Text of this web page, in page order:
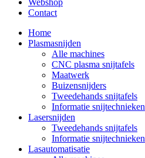
Webshop
Contact
Home
Plasmasnijden
Alle machines
CNC plasma snijtafels
Maatwerk
Buizensnijders
Tweedehands snijtafels
Informatie snijtechnieken
Lasersnijden
Tweedehands snijtafels
Informatie snijtechnieken
Lasautomatisatie